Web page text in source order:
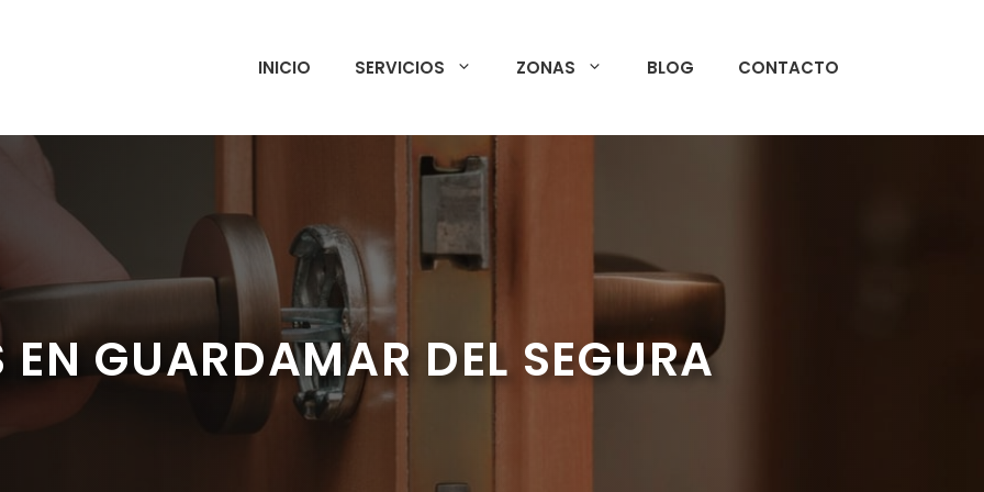
INICIO SERVICIOS ZONAS BLOG CONTACTO
EN GUARDAMAR DEL SEGURA